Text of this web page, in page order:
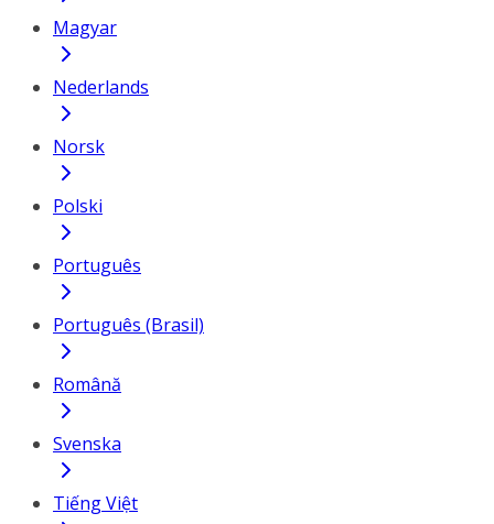
Magyar
Nederlands
Norsk
Polski
Português
Português (Brasil)
Română
Svenska
Tiếng Việt